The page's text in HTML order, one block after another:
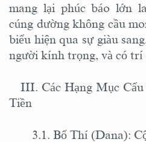
mang lại phúc báo lớn
cúng dường không cầu
biểu hiện qua sự giàu
người kính trọng, và có trí
III. Các Hạng Mục Cấu
Tiền
3.1. Bố Thí (Dana):